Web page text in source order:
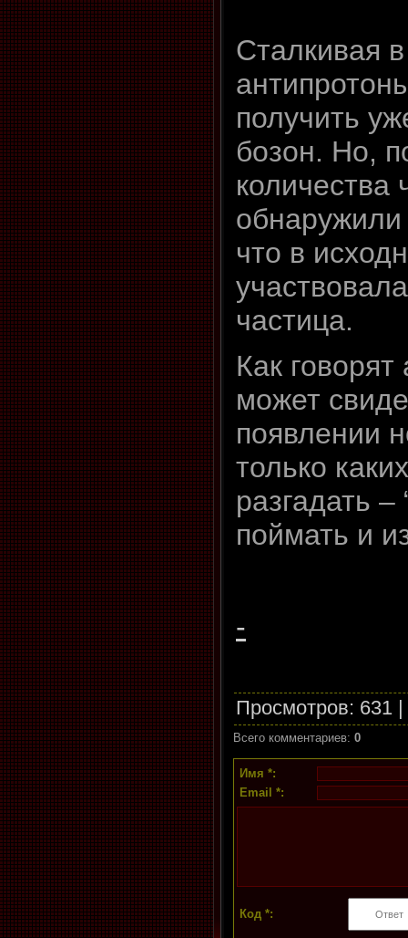
Сталкивая
получить
бозон. Но,
количества
что в
частица.
Как
может
появлении
только
разгадать
поймать и
-
Просмотров: 631 |
Всего комментариев: 0
Имя *:
Email *:
Код *: